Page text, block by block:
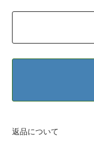
返品について